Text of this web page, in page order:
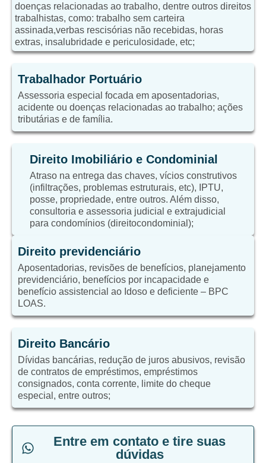
doenças relacionadas ao trabalho, dentre outros direitos
trabalhistas, como: trabalho sem carteira
assinada,verbas rescisórias não recebidas, horas
extras, insalubridade e periculosidade, etc;
Trabalhador Portuário
Assessoria especial focada em aposentadorias,
acidente ou doenças relacionadas ao trabalho; ações
tributárias e de família.
Direito Imobiliário e Condominial
Atraso na entrega das chaves, vícios construtivos
(infiltrações, problemas estruturais, etc), IPTU,
posse, propriedade, entre outros. Além disso,
consultoria e assessoria judicial e extrajudicial
para condomínios (direitocondominial);
Direito previdenciário
Aposentadorias, revisões de benefícios, planejamento
previdenciário, benefícios por incapacidade e
benefício assistencial ao Idoso e deficiente – BPC
LOAS.
Direito Bancário
Dívidas bancárias, redução de juros abusivos, revisão
de contratos de empréstimos, empréstimos
consignados, conta corrente, limite do cheque
especial, entre outros;
Entre em contato e tire suas
dúvidas